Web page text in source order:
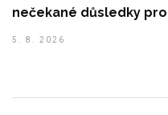
nečekané důsledky
5. 8. 2026